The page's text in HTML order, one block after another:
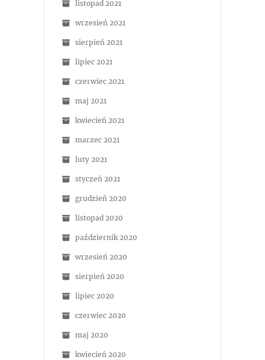
listopad 2021
wrzesień 2021
sierpień 2021
lipiec 2021
czerwiec 2021
maj 2021
kwiecień 2021
marzec 2021
luty 2021
styczeń 2021
grudzień 2020
listopad 2020
październik 2020
wrzesień 2020
sierpień 2020
lipiec 2020
czerwiec 2020
maj 2020
kwiecień 2020